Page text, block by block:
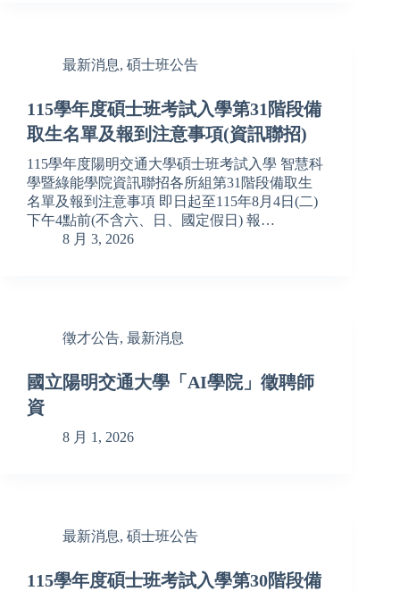
最新消息, 碩士班公告
115學年度碩士班考試入學第31階段備
取生名單及報到注意事項(資訊聯招)
115學年度陽明交通大學碩士班考試入學 智慧科
學暨綠能學院資訊聯招各所組第31階段備取生
名單及報到注意事項 即日起至115年8月4日(二)
下午4點前(不含六、日、國定假日) 報…
8 月 3, 2026
徵才公告, 最新消息
國立陽明交通大學「AI學院」徵聘師
資
8 月 1, 2026
最新消息, 碩士班公告
115學年度碩士班考試入學第30階段備